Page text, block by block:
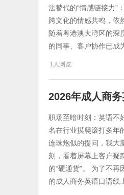
法替代的“情感链接力”
跨文化的情感共鸣，依
随着粤港澳大湾区的深
的同事、客户协作已成
1人浏览
2026年成人商
职场至暗时刻：英语不
名在行业摸爬滚打多年
连珠炮似的提问，我大
刻，看着屏幕上客户疑
的“硬通货”。 为了不
的成人商务英语口语线